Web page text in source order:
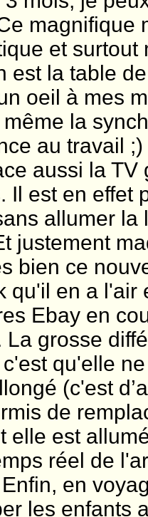
magnifique
et
est la table
oeil à mes
la
au travail ;)
aussi la TV
Il est en effet
allumer
justement
bien ce
qu'il en a l'air
Ebay en
La grosse
qu'elle
(c'est
de
elle est
réel de
en
les enfants